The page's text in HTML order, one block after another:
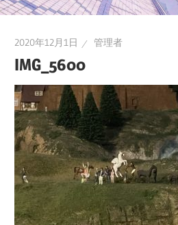
2020年12月1日 管理者
IMG_5600